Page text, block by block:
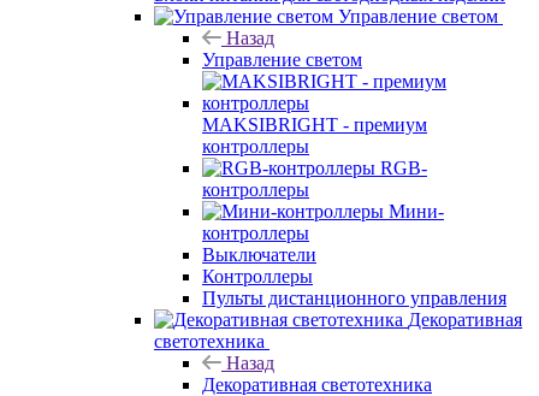
Управление светом
Назад
Управление светом
MAKSIBRIGHT - премиум
контроллеры
RGB-
контроллеры
Мини-
контроллеры
Выключатели
Контроллеры
Пульты дистанционного управления
Декоративная
светотехника
Назад
Декоративная светотехника